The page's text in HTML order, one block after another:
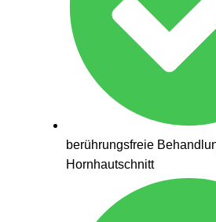
berührungsfreie
Hornhautschnitt